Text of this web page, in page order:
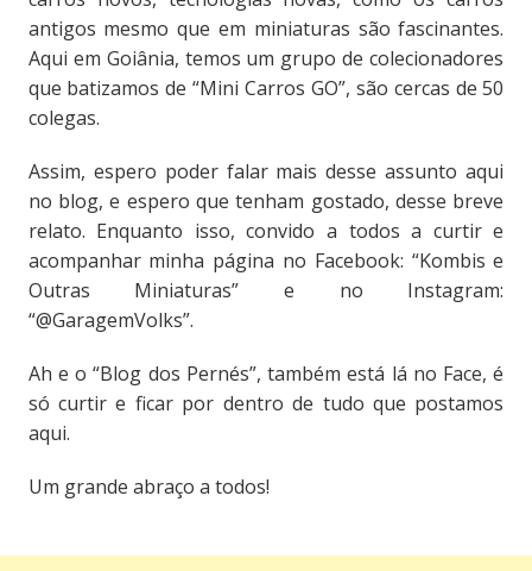
antigos mesmo que em miniaturas são fascinantes.
Aqui em Goiânia, temos um grupo de colecionadores
que batizamos de “Mini Carros GO”, são cercas de 50
colegas.
Assim, espero poder falar mais desse assunto aqui
no blog, e espero que tenham gostado, desse breve
relato. Enquanto isso, convido a todos a curtir e
acompanhar minha página no Facebook: “Kombis e
Outras Miniaturas” e no Instagram:
“@GaragemVolks”.
Ah e o “Blog dos Pernés”, também está lá no Face, é
só curtir e ficar por dentro de tudo que postamos
aqui.
Um grande abraço a todos!